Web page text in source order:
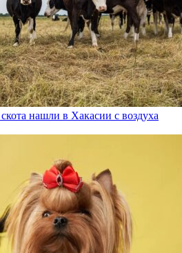
нашли в Хакасии с воздуха